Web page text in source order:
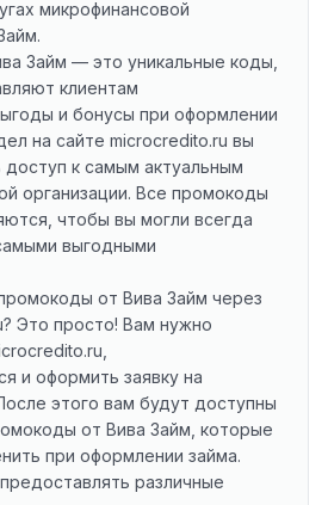
микрофинансовой
Займ — это уникальные коды,
клиентам
и бонусы при оформлении
на сайте microcredito.ru вы
к самым актуальным
организации. Все промокоды
чтобы вы могли всегда
выгодными
от Вива Займ через
Это просто! Вам нужно
и оформить заявку на
этого вам будут доступны
от Вива Займ, которые
при оформлении займа.
различные